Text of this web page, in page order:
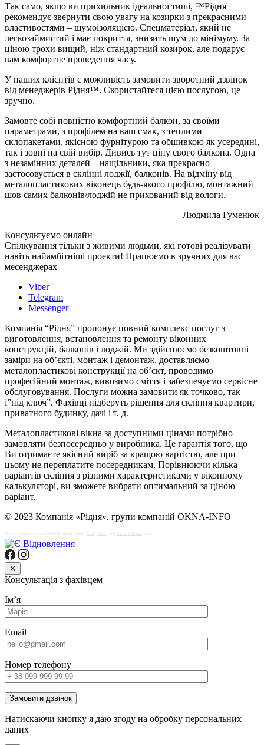
Так само, якщо ви прихильник ідеальної тиші, ™Рідня
рекомендує звернути свою увагу на козирки з прекрасними
властивостями – шумоізоляцією. Спецматеріал, який не
легкозаймистий і має покриття, знизить шум до мінімуму. За
ціною трохи вищий, ніж стандартний козирок, але подарує
вам комфортне проведення часу.
У наших клієнтів є можливість замовити зворотний дзвінок
від менеджерів Рідня™. Скористайтеся цією послугою, це
зручно.
Замовте собі повністю комфортний балкон, за своїми
параметрами, з профілем на ваш смак, з теплими
склопакетами, якісною фурнітурою та обшивкою як усередині,
так і зовні на свій вибір. Дивись тут ціну свого балкона. Одна
з незамінних деталей – нащільники, яка прекрасно
застосовується в склінні лоджії, балконів. На відміну від
металопластикових віконець будь-якого профілю, монтажний
шов самих балконів/лоджій не прихований від вологи.
Людмила Гуменюк
Консультуємо онлайн
Спілкування тільки з живими людьми, які готові реалізувати
навіть найамбітніші проекти! Працюємо в зручних для вас
месенджерах
Viber
Telegram
Messenger
Компанія “Рідня” пропонує повний комплекс послуг з
виготовлення, встановлення та ремонту віконних
конструкцій, балконів і лоджій. Ми здійснюємо безкоштовні
заміри на об’єкті, монтаж і демонтаж, доставляємо
металопластикові конструкції на об’єкт, проводимо
професійний монтаж, вивозимо сміття і забезпечуємо сервісне
обслуговування. Послуги можна замовити як точково, так
і”під ключ”. Фахівці підберуть рішення для скління квартири,
приватного будинку, дачі і т. д.
Металопластикові вікна за доступними цінами потрібно
замовляти безпосередньо у виробника. Це гарантія того, що
Ви отримаєте якісний виріб за кращою вартістю, але при
цьому не переплатите посередникам. Порівнюючи кілька
варіантів скління з різними характеристиками у віконному
калькуляторі, ви зможете вибрати оптимальний за ціною
варіант.
© 2023 Компанія «Рідня». групи компаній OKNA-INFO
Terms of Service
✕
Консультація з фахівцем
Імʼя
Email
Номер телефону
Замовити дзвінок
Натискаючи кнопку я даю згоду на обробку персональних
даних